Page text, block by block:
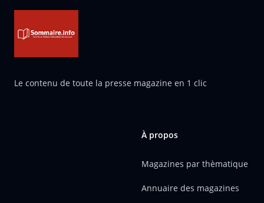
Le contenu de toute la presse magazine en 1 clic
À propos
Magazines par thèmatique
Annuaire des magazines